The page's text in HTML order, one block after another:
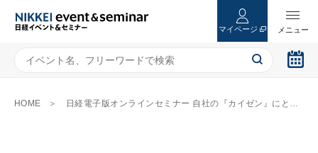
マイページ
HOME 日経電子版オンラインセミナー 自社の『カイゼン』にとどまることなかれ 〜いま、日本企業に求められる『ヒト×デジタル』を最大化するDX経営とは〜